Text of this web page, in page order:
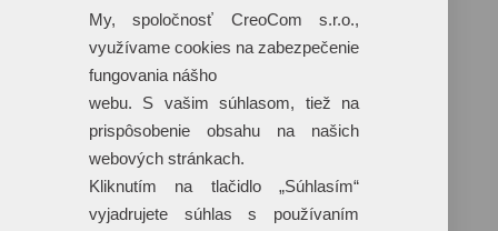
Reklamné predmety s plnofarebnou
potlačou
Dáždniky
Tašky
Hračky
+ 17 ďalších
My, spoločnosť CreoCom s.r.o.,
využívame cookies na zabezpečenie
fungovania nášho
webu. S vašim súhlasom, tiež na
prispôsobenie obsahu na našich
webových stránkach.
Kliknutím na tlačidlo „Súhlasím“
vyjadrujete súhlas s používaním